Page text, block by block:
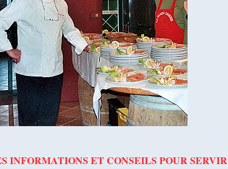
INFORMATIONS ET CONSEILS POUR SERVIR